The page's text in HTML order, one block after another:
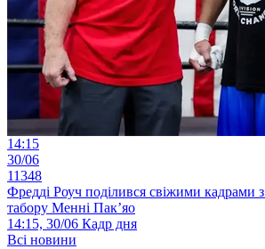
14:15
30/06
11348
Фредді Роуч поділився свіжими кадрами
табору Менні Пак’яо
14:15, 30/06 Кадр дня
Всі новини